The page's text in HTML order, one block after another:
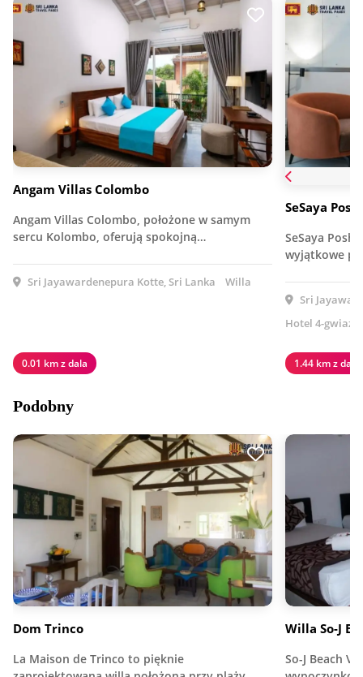
Angam Villas Colombo
Angam Villas Colombo, położone w samym
sercu Kolombo, oferują spokojną…
Sri Jayawardenepura Kotte, Sri Lanka Willa
0.01 km z dala
SeSaya
SeSaya
wyjątkowe
Sri
Hotel 4-
1.44 km z dala
Podobny
Dom Trinco
La Maison de Trinco to pięknie
Willa So-J
So-J Beach